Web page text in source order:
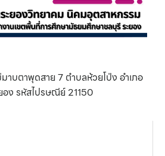
าบตาพุดสาย 7 ตำบลห้วยโป่ง อำเภอ
อง รหัสไปรษณีย์ 21150